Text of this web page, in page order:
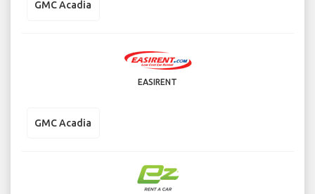
GMC Acadia
EASIRENT
GMC Acadia